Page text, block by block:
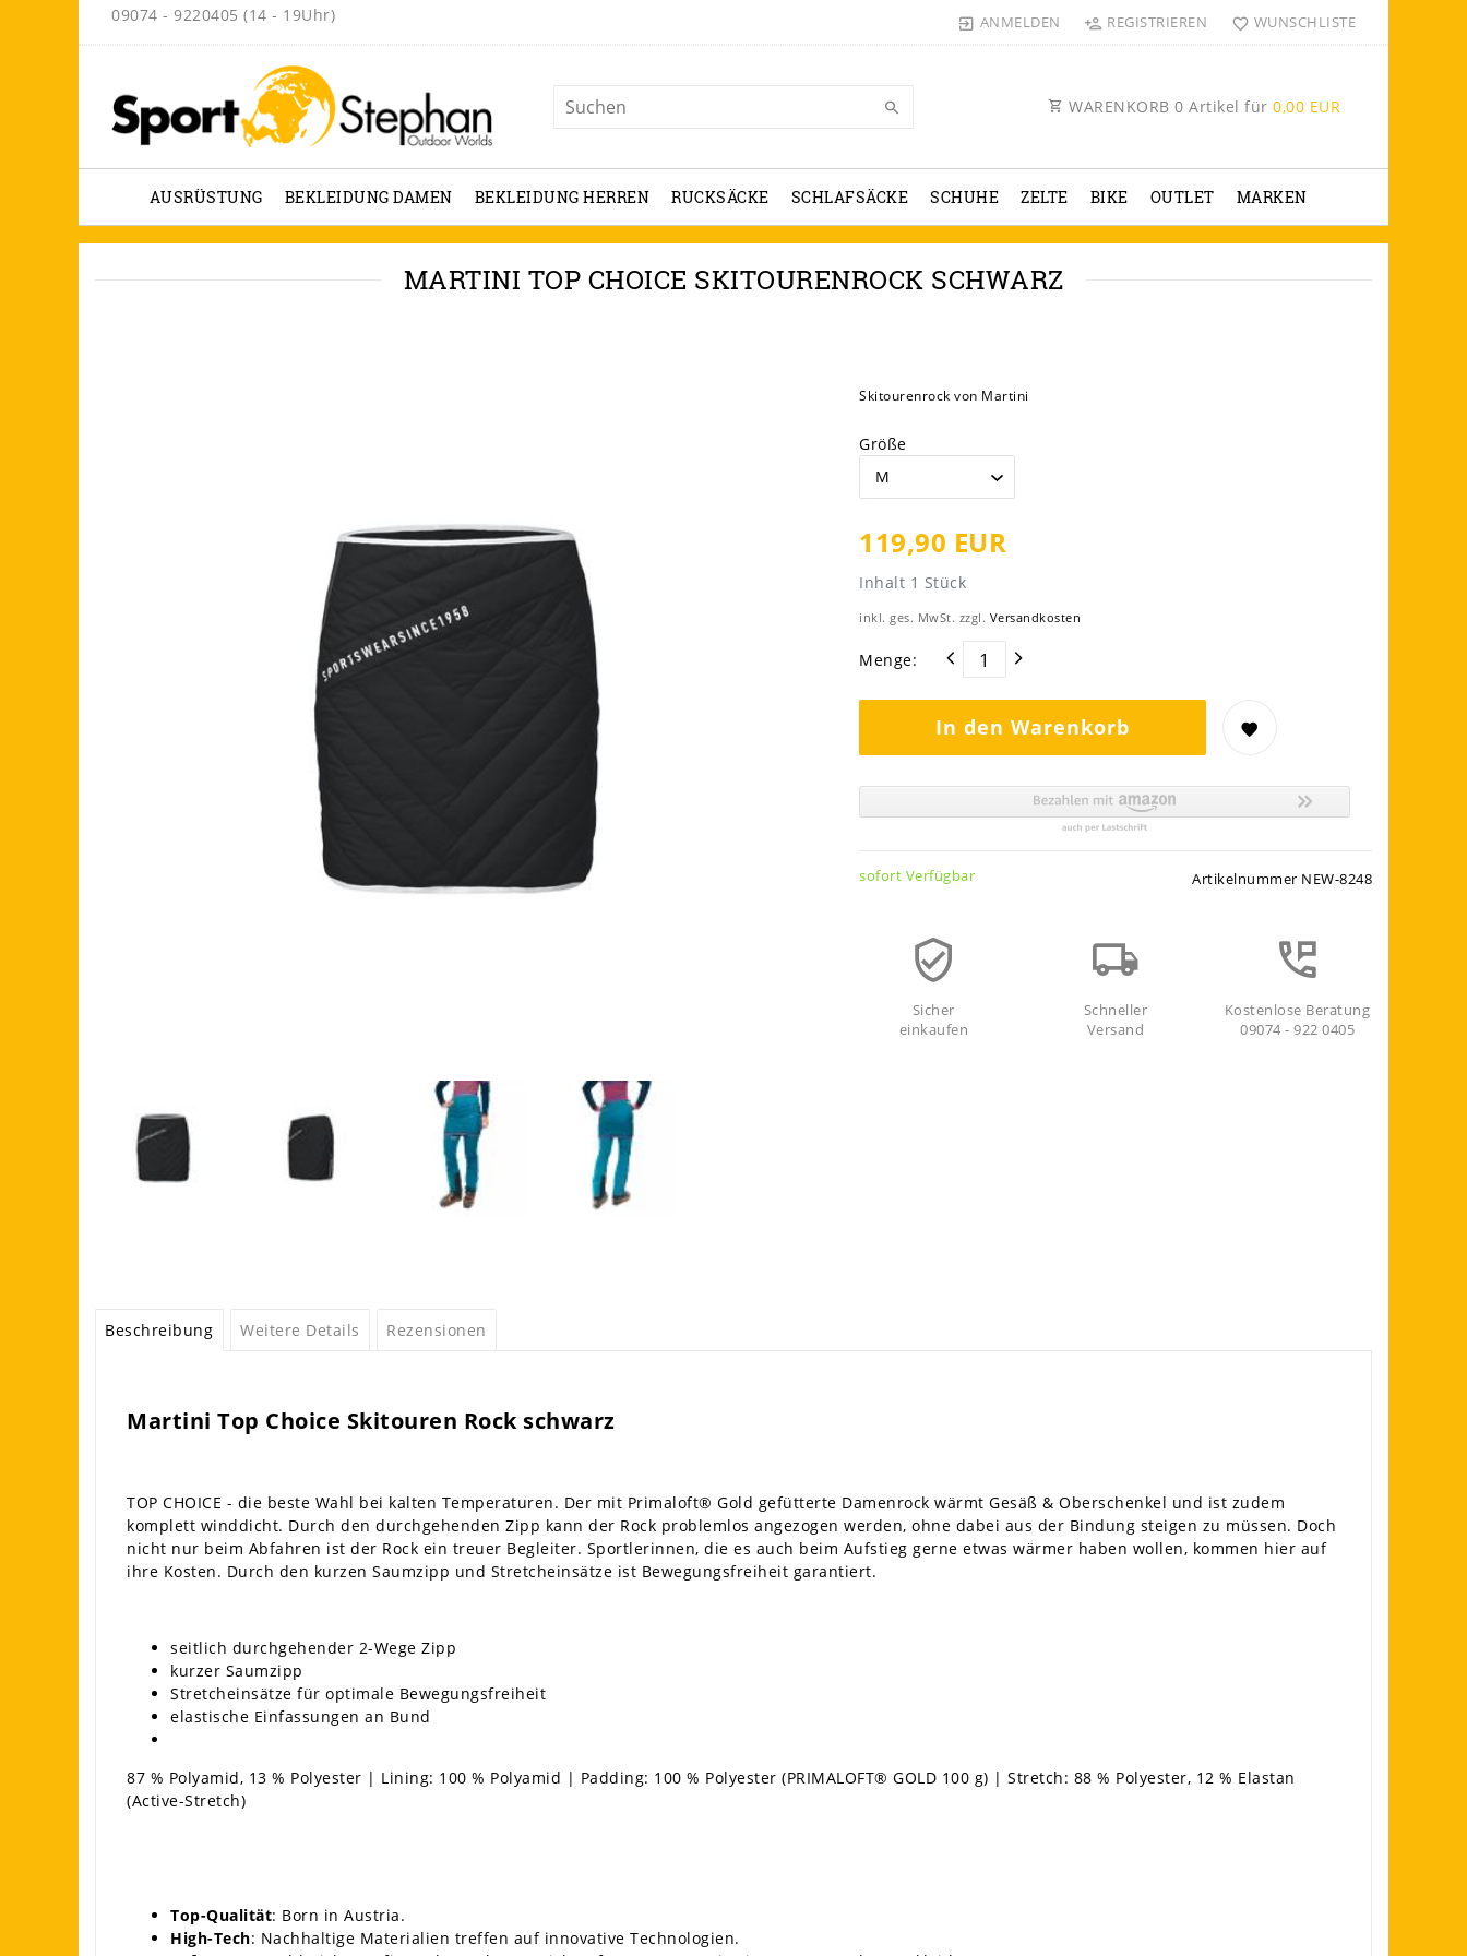
09074 - 9220405 (14 - 19Uhr) ANMELDEN REGISTRIEREN WUNSCHLISTE
WARENKORB 0 Artikel für 0,00 EUR
AUSRÜSTUNG BEKLEIDUNG DAMEN BEKLEIDUNG HERREN RUCKSÄCKE SCHLAFSÄCKE SCHUHE ZELTE BIKE OUTLET MARKEN
MARTINI TOP CHOICE SKITOURENROCK SCHWARZ
Skitourenrock von Martini
Größe
119,90 EUR
Inhalt 1 Stück
inkl. ges. MwSt. zzgl. Versandkosten
Menge:
In den Warenkorb
sofort Verfügbar Artikelnummer NEW-8248
Sicher
einkaufen
Schneller
Versand
Kostenlose Beratung
09074 - 922 0405
Beschreibung Weitere Details Rezensionen
Martini Top Choice Skitouren Rock schwarz
TOP CHOICE - die beste Wahl bei kalten Temperaturen. Der mit Primaloft® Gold gefütterte Damenrock wärmt Gesäß & Oberschenkel und ist zudem
komplett winddicht. Durch den durchgehenden Zipp kann der Rock problemlos angezogen werden, ohne dabei aus der Bindung steigen zu müssen. Doch
nicht nur beim Abfahren ist der Rock ein treuer Begleiter. Sportlerinnen, die es auch beim Aufstieg gerne etwas wärmer haben wollen, kommen hier auf
ihre Kosten. Durch den kurzen Saumzipp und Stretcheinsätze ist Bewegungsfreiheit garantiert.
seitlich durchgehender 2-Wege Zipp
kurzer Saumzipp
Stretcheinsätze für optimale Bewegungsfreiheit
elastische Einfassungen an Bund
87 % Polyamid, 13 % Polyester | Lining: 100 % Polyamid | Padding: 100 % Polyester (PRIMALOFT® GOLD 100 g) | Stretch: 88 % Polyester, 12 % Elastan
(Active-Stretch)
Top-Qualität: Born in Austria.
High-Tech: Nachhaltige Materialien treffen auf innovative Technologien.